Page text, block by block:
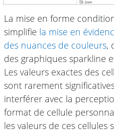
La mise en forme
simplifie la mise en
des nuances de couleurs,
des graphiques sparkline
Les valeurs exactes des
sont rarement
interférer avec la
format de cellule
les valeurs de ces cellules